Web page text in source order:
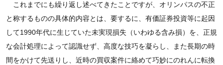
これまでにも繰り返し述べてきたことですが、オリンパスの不正
と称するものの具体的内容とは、要するに、有価証券投資等に起因
して1990年代に生じていた未実現損失（いわゆる含み損）を、正規
な会計処理によって認識せず、高度な技巧を凝らし、また長期の時
間をかけて先送りし、近時の買収案件に絡めて巧妙にのれんに転換